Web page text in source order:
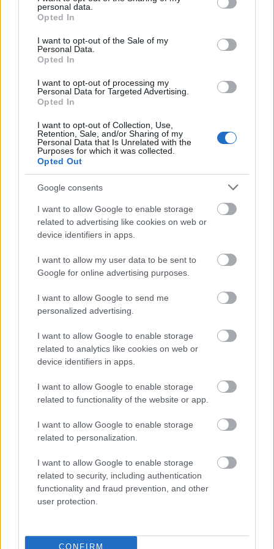
grant or deny consent to Google and its third-party tags to
use your data for below specified purposes in below Google
consent section.
personal data.
Opted In
I want to opt-out of the Sale of my
Personal Data.
Opted In
I want to opt-out of processing my
Personal Data for Targeted Advertising.
Opted In
I want to opt-out of Collection, Use,
Retention, Sale, and/or Sharing of my
Personal Data that Is Unrelated with the
Purposes for which it was collected.
Opted Out
Google consents
I want to allow Google to enable storage
related to advertising like cookies on web or
device identifiers in apps.
I want to allow my user data to be sent to
Google for online advertising purposes.
I want to allow Google to send me
personalized advertising.
I want to allow Google to enable storage
related to analytics like cookies on web or
device identifiers in apps.
I want to allow Google to enable storage
related to functionality of the website or app.
I want to allow Google to enable storage
related to personalization.
I want to allow Google to enable storage
related to security, including authentication
functionality and fraud prevention, and other
user protection.
CONFIRM
közönségnek szeretnénk bemutatni.”
Martin Blume
szeptember 3.
20 óra
Tóth Viktor Tercett feat. Hamid Drake
Tóth Viktor– szaxofon
Szandai Mátyás – bőgő
Hamid Drake(usa) –
a fiatal jazz-szaxofonos generáció
kiemelkedő, rendkívül sokoldalú zenésze. Több
felállásban játszott és játszik Európa, valamint az
tercettjét vezeti, zenét szerez, verseket ír, népdalokat
gyűjt, táncosokkal duettezik. Rendszeresen
kiválóságaival, mintHamid Drake, Henry
Franklyn, William Parker. Climbing with mountains
című albuma a 2007-es év legjobb jazz lemeze lett, a
Fidelio országos szavazásán pedig őt választották